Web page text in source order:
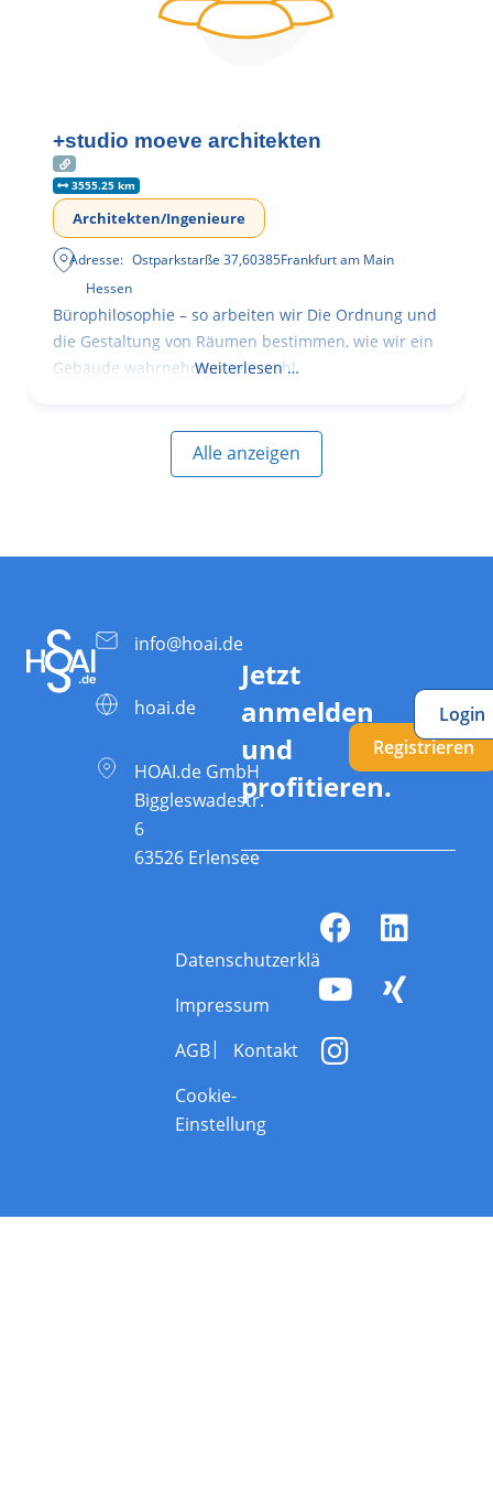
+studio moeve architekten
3555.25 km
Architekten/Ingenieure
Adresse: Ostparkstarße 37,60385Frankfurt am Main
Hessen
Bürophilosophie – so arbeiten wir Die Ordnung und
die Gestaltung von Räumen bestimmen, wie wir ein
Gebäude wahrnehmen, wie wohl
Weiterlesen …
Alle anzeigen
info@hoai.de
hoai.de
HOAI.de GmbH
Biggleswadestr.
6
63526 Erlensee
Jetzt
anmelden
und
profitieren.
Registrieren
Login
Datenschutzerklärung
Impressum
AGB
Kontakt
Cookie-
Einstellung